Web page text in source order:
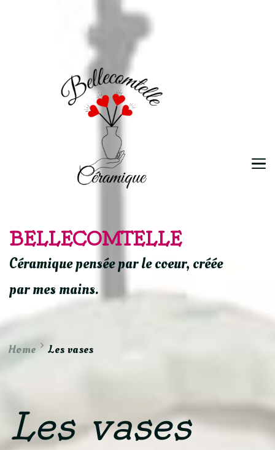
BELLECOMTELLE
Céramique pensée par le coeur, créée
par mes mains.
Home Les vases
Les vases